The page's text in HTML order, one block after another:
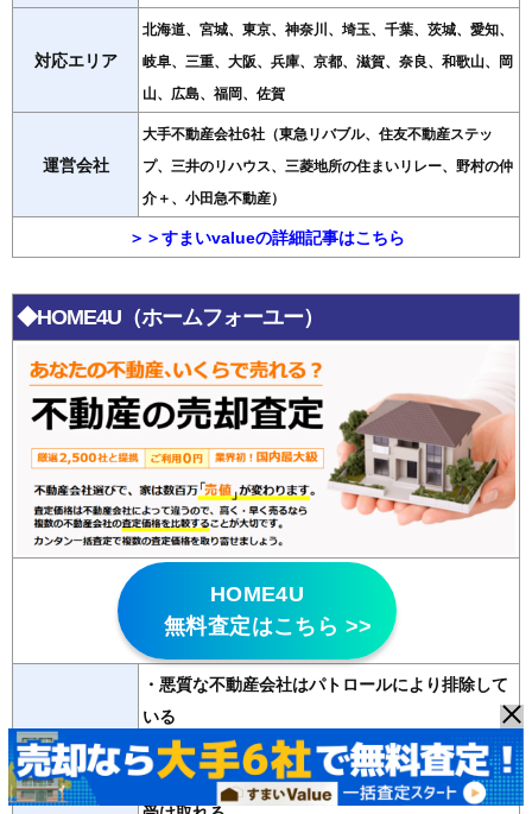
対応エリア
北海道、宮城、東京、神奈川、埼玉、千葉、茨城、愛知、
岐阜、三重、大阪、兵庫、京都、滋賀、奈良、和歌山、岡
山、広島、福岡、佐賀
運営会社
大手不動産会社6社（東急リバブル、住友不動産ステッ
プ、三井のリハウス、三菱地所の住まいリレー、野村の仲
介＋、小田急不動産）
＞＞すまいvalueの詳細記事はこちら
◆HOME4U（ホームフォーユー）
HOME4U
無料査定はこちら >>
特徴
・悪質な不動産会社はパトロールにより排除して
いる
・20年以上の運営歴があり信頼性が高い
・2500社の登録会社から最大6社の査定が無料で